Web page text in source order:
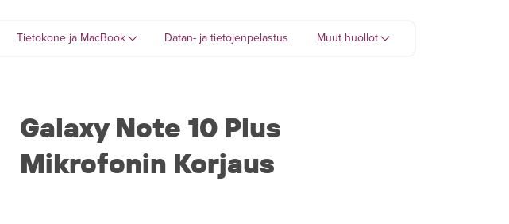
Tietokone ja MacBook Datan- ja tietojenpelastus Muut huollot
Galaxy Note 10 Plus
Mikrofonin Korjaus